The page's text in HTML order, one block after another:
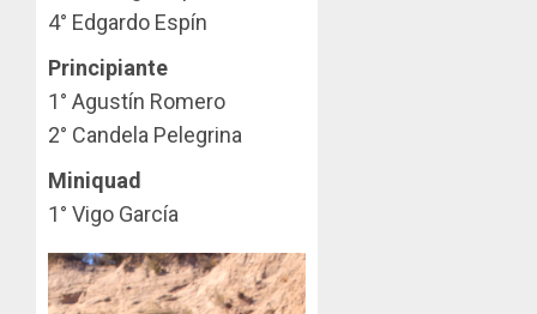
4° Edgardo Espín⁣
Principiante
1° Agustín Romero⁣
2° Candela Pelegrina⁣
Miniquad
1° Vigo García